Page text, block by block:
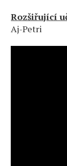
Rozšiřující
Aj-Petri